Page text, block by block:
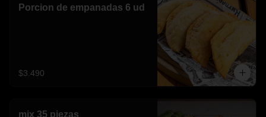
Porcion de empanadas 6 ud
$3.490
mix 35 piezas